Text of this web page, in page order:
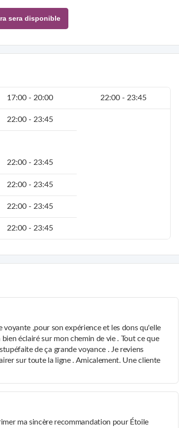
sera disponible
17:00 - 20:00 22:00 - 23:45
22:00 - 23:45
22:00 - 23:45
22:00 - 23:45
22:00 - 23:45
22:00 - 23:45
,pour son expérience et les dons qu'elle
éclairé sur mon chemin de vie . Tout ce que
de ça grande voyance . Je reviens
sur toute la ligne . Amicalement. Une cliente
ma sincère recommandation pour Étoile